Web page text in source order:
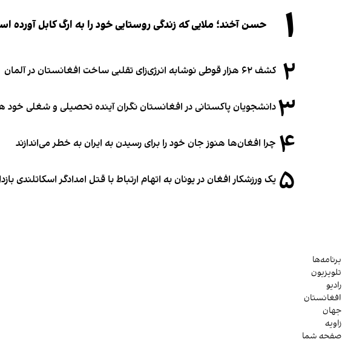
۱ حسن آخند؛ ملایی که زندگی روستایی خود را به ارگ کابل آورده
۲ کشف ۶۲ هزار قوطی نوشابه انرژی‌زای تقلبی ساخت افغانستان در آلمان
۳دانشجویان پاکستانی در افغانستان نگران آینده تحصیلی و شغلی خود
۴ چرا افغان‌ها هنوز جان خود را برای رسیدن به ایران به خطر می‌اندازند
۵ یک ورزشکار افغان در یونان به اتهام ارتباط با قتل امدادگر اسکاتلندی
برنامه‌ها
تلویزیون
رادیو
افغانستان
جهان
زاویه
صفحه شما